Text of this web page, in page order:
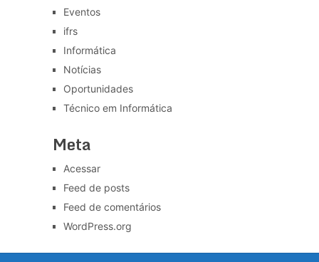
Eventos
ifrs
Informática
Notícias
Oportunidades
Técnico em Informática
Meta
Acessar
Feed de posts
Feed de comentários
WordPress.org